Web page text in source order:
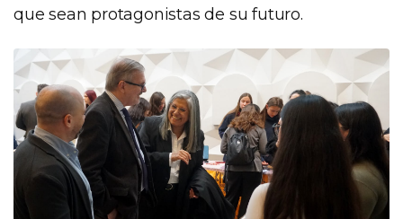
que sean protagonistas de su futuro.